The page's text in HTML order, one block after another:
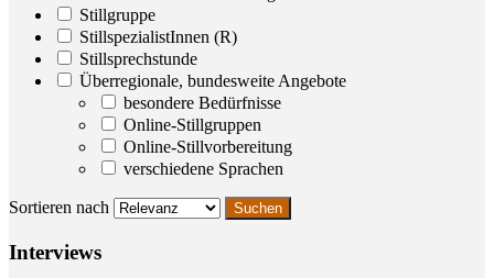
Stillgruppe
StillspezialistInnen (R)
Stillsprechstunde
Überregionale, bundesweite Angebote
besondere Bedürfnisse
Online-Stillgruppen
Online-Stillvorbereitung
verschiedene Sprachen
Sortieren nach
Inter­views